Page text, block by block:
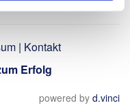
| Kontakt
Erfolg
powered by d.vinci